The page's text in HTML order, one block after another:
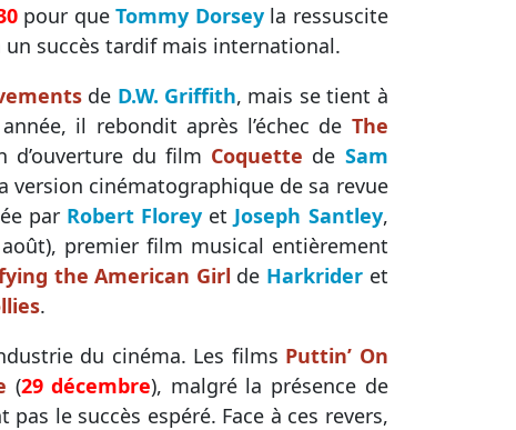
pour queTommy Dorseyla ressuscite
un succès tardif mais international.
de D.W. Griffith, mais se tient à
il rebondit après l’échec de The
d’ouverture du film Coquette de Sam
version cinématographique de sa revue
par Robert Florey et Joseph Santley,
premier film musical entièrement
the American Girl de Harkrideret
.
du cinéma. Les films Puttin’ On
(29 décembre), malgré la présence de
pas le succès espéré. Face à ces revers,